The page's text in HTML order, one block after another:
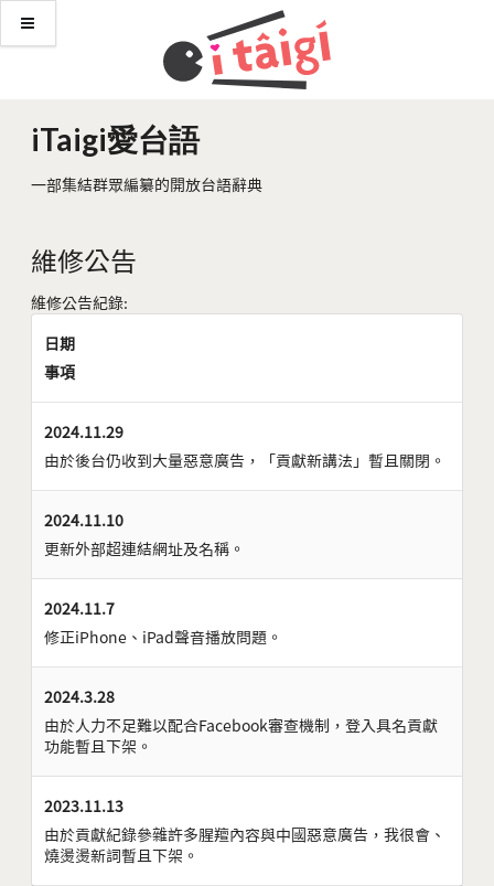
iTaigi愛台語
一部集結群眾編纂的開放台語辭典
維修公告
維修公告紀錄:
日期
事項
2024.11.29
由於後台仍收到大量惡意廣告，「貢獻新講法」暫且關閉。
2024.11.10
更新外部超連結網址及名稱。
2024.11.7
修正iPhone、iPad聲音播放問題。
2024.3.28
由於人力不足難以配合Facebook審查機制，登入具名貢獻
功能暫且下架。
2023.11.13
由於貢獻紀錄參雜許多腥羶內容與中國惡意廣告，我很會、
燒燙燙新詞暫且下架。